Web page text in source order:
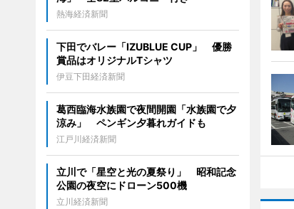
熱海経済新聞
下田でバレー「IZUBLUE CUP」 優勝
賞品はオリジナルTシャツ
伊豆下田経済新聞
葛西臨海水族園で夜間開園「水族園で夕
涼み」 ペンギン夕暮れガイドも
江戸川経済新聞
立川で「星空と光の夏祭り」 昭和記念
公園の夜空にドローン500機
立川経済新聞